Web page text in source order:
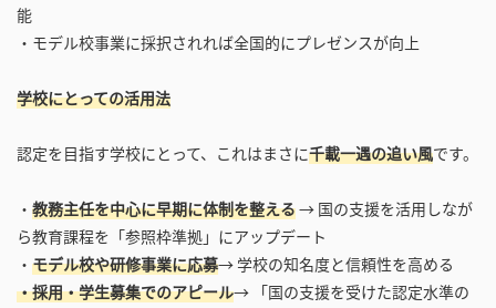
能
・モデル校事業に採択されれば全国的にプレゼンスが向上
学校にとっての活用法
認定を目指す学校にとって、これはまさに千載一遇の追い風です。
・ 教務主任を中心に早期に体制を整える→ 国の支援を活用しなが
ら教育課程を「参照枠準拠」にアップデート
・ モデル校や研修事業に応募→ 学校の知名度と信頼性を高める
・採用・学生募集でのアピール→ 「国の支援を受けた認定水準の